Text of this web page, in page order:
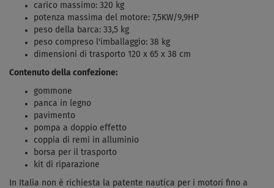
carico massimo: 320 kg
potenza massima del motore: 7,5KW/9,9HP
peso della barca: 33,5 kg
peso compreso l'imballaggio: 38 kg
dimensioni di trasporto 120 x 65 x 38 cm
Contenuto della confezione:
gommone
panca in legno
pavimento
pompa a doppio effetto
coppia di remi in alluminio
borsa per il trasporto
kit di riparazione
In Italia non è richiesta la patente nautica per i motori fino a